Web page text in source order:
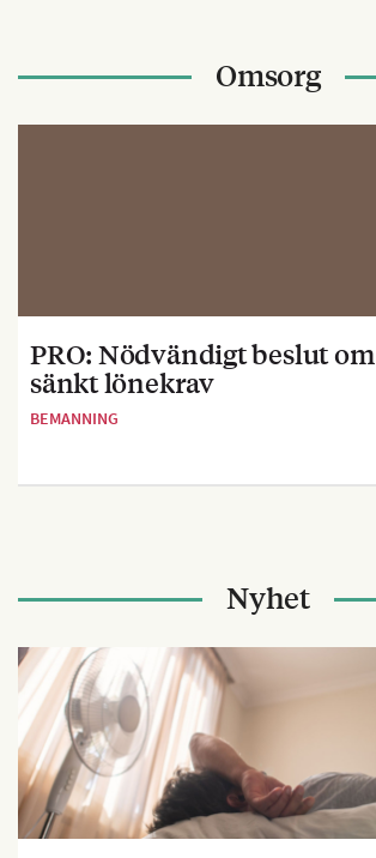
Omsorg
PRO: Nödvändigt beslut om
sänkt lönekrav
BEMANNING
Nyhet